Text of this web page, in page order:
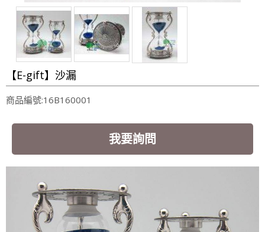
【E-gift】沙漏
商品編號:16B160001
我要詢問